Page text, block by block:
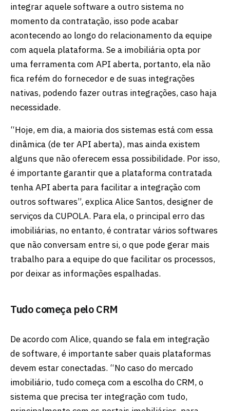
integrar aquele software a outro sistema no
momento da contratação, isso pode acabar
acontecendo ao longo do relacionamento da equipe
com aquela plataforma. Se a imobiliária opta por
uma ferramenta com API aberta, portanto, ela não
fica refém do fornecedor e de suas integrações
nativas, podendo fazer outras integrações, caso haja
necessidade.
“Hoje, em dia, a maioria dos sistemas está com essa
dinâmica (de ter API aberta), mas ainda existem
alguns que não oferecem essa possibilidade. Por isso,
é importante garantir que a plataforma contratada
tenha API aberta para facilitar a integração com
outros softwares”, explica Alice Santos, designer de
serviços da CUPOLA. Para ela, o principal erro das
imobiliárias, no entanto, é contratar vários softwares
que não conversam entre si, o que pode gerar mais
trabalho para a equipe do que facilitar os processos,
por deixar as informações espalhadas.
Tudo começa pelo CRM
De acordo com Alice, quando se fala em integração
de software, é importante saber quais plataformas
devem estar conectadas. “No caso do mercado
imobiliário, tudo começa com a escolha do CRM, o
sistema que precisa ter integração com tudo,